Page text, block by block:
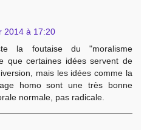
2014 à 17:20
la foutaise du "moralisme
que certaines idées servent de
mais les idées comme la
homo sont une très bonne
normale, pas radicale.